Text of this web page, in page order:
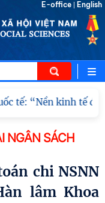
E-office English
tế: “Nền kinh tế
NGÂN SÁCH
lâm Khoa